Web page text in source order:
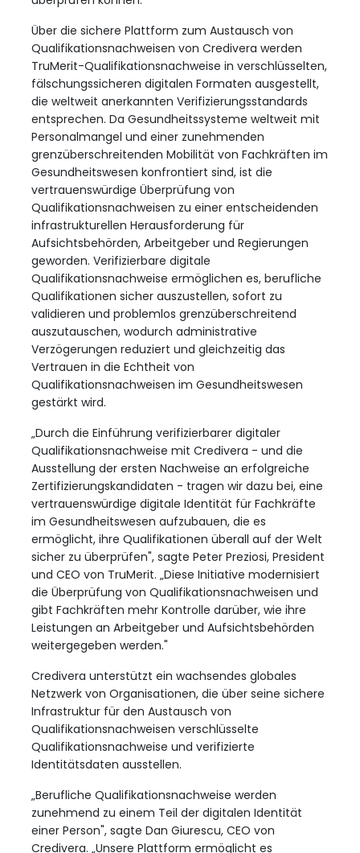
Über die sichere Plattform zum Austausch von
Qualifikationsnachweisen von Credivera werden
TruMerit-Qualifikationsnachweise in verschlüsselten,
fälschungssicheren digitalen Formaten ausgestellt,
die weltweit anerkannten Verifizierungsstandards
entsprechen. Da Gesundheitssysteme weltweit mit
Personalmangel und einer zunehmenden
grenzüberschreitenden Mobilität von Fachkräften im
Gesundheitswesen konfrontiert sind, ist die
vertrauenswürdige Überprüfung von
Qualifikationsnachweisen zu einer entscheidenden
infrastrukturellen Herausforderung für
Aufsichtsbehörden, Arbeitgeber und Regierungen
geworden. Verifizierbare digitale
Qualifikationsnachweise ermöglichen es, berufliche
Qualifikationen sicher auszustellen, sofort zu
validieren und problemlos grenzüberschreitend
auszutauschen, wodurch administrative
Verzögerungen reduziert und gleichzeitig das
Vertrauen in die Echtheit von
Qualifikationsnachweisen im Gesundheitswesen
gestärkt wird.
„Durch die Einführung verifizierbarer digitaler
Qualifikationsnachweise mit Credivera - und die
Ausstellung der ersten Nachweise an erfolgreiche
Zertifizierungskandidaten - tragen wir dazu bei, eine
vertrauenswürdige digitale Identität für Fachkräfte
im Gesundheitswesen aufzubauen, die es
ermöglicht, ihre Qualifikationen überall auf der Welt
sicher zu überprüfen", sagte Peter Preziosi, President
und CEO von TruMerit. „Diese Initiative modernisiert
die Überprüfung von Qualifikationsnachweisen und
gibt Fachkräften mehr Kontrolle darüber, wie ihre
Leistungen an Arbeitgeber und Aufsichtsbehörden
weitergegeben werden."
Credivera unterstützt ein wachsendes globales
Netzwerk von Organisationen, die über seine sichere
Infrastruktur für den Austausch von
Qualifikationsnachweisen verschlüsselte
Qualifikationsnachweise und verifizierte
Identitätsdaten ausstellen.
„Berufliche Qualifikationsnachweise werden
zunehmend zu einem Teil der digitalen Identität
einer Person", sagte Dan Giurescu, CEO von
Credivera. „Unsere Plattform ermöglicht es